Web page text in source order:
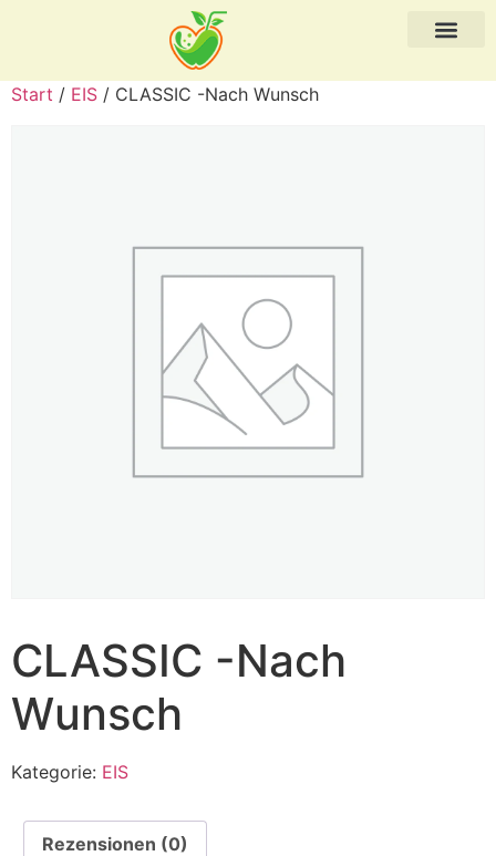
Start / EIS / CLASSIC -Nach Wunsch
CLASSIC -Nach
Wunsch
Kategorie: EIS
Rezensionen (0)